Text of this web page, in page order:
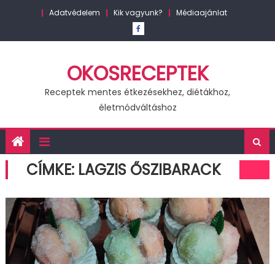
Adatvédelem Kik vagyunk? Médiaajánlat
OKOSRECEPTEK
Receptek mentes étkezésekhez, diétákhoz,
életmódváltáshoz
CÍMKE: LAGZIS ŐSZIBARACK